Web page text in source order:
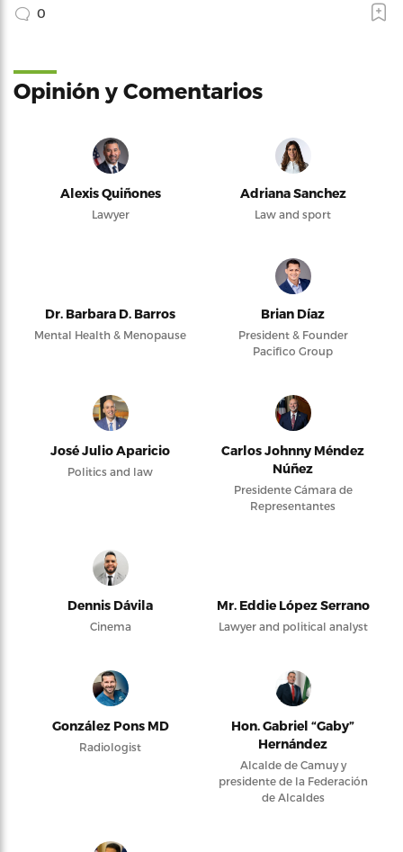
0
Opinión y Comentarios
Alexis Quiñones
Lawyer
Adriana Sanchez
Law and sport
Dr. Barbara D. Barros
Mental Health & Menopause
Brian Díaz
President & Founder
Pacifico Group
José Julio Aparicio
Politics and law
Carlos Johnny Méndez
Núñez
Presidente Cámara de
Representantes
Dennis Dávila
Cinema
Mr. Eddie López Serrano
Lawyer and political analyst
González Pons MD
Radiologist
Hon. Gabriel “Gaby”
Hernández
Alcalde de Camuy y
presidente de la Federación
de Alcaldes